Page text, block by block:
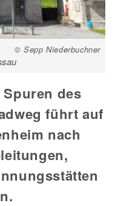
© Sepp Niederbuchner
des
führt auf
nach